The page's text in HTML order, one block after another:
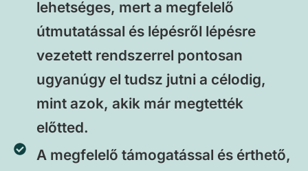
lehetséges, mert a megfelelő
útmutatással és lépésről lépésre
vezetett rendszerrel pontosan
ugyanúgy el tudsz jutni a célodig,
mint azok, akik már megtették
előtted.
A megfelelő támogatással és érthető,